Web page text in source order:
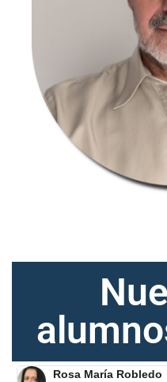
Rosa María Robledo